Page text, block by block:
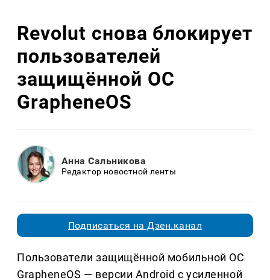
Revolut снова блокирует
пользователей
защищённой ОС
GrapheneOS
Анна Сальникова
Редактор новостной ленты
Подписаться на Дзен.канал
Пользователи защищённой мобильной ОС
GrapheneOS — версии Android с усиленной